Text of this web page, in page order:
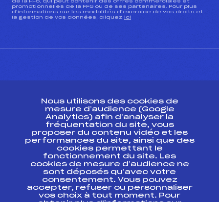
de la FFS, qui peut contenir des offres commerciales et
promotionnelles de la FFS ou de ses partenaires. Pour plus
d’informations sur les modalités d’exercice de vos droits et
la gestion de vos données, cliquez ici
ESPACE PRESSE
Ressources
Pass’Neige
Projet sportif fédéral
Projet de performance fédéral
Antidopage
Pôle Développement, Formation, Suivi
Scientifique
Nous utilisons des cookies de
mesure d’audience (Google
Analytics) afin d’analyser la
fréquentation du site, vous
proposer du contenu vidéo et les
performances du site, ainsi que des
cookies permettant le
fonctionnement du site. Les
cookies de mesure d’audience ne
sont déposés qu’avec votre
consentement. Vous pouvez
accepter, refuser ou personnaliser
vos choix à tout moment. Pour